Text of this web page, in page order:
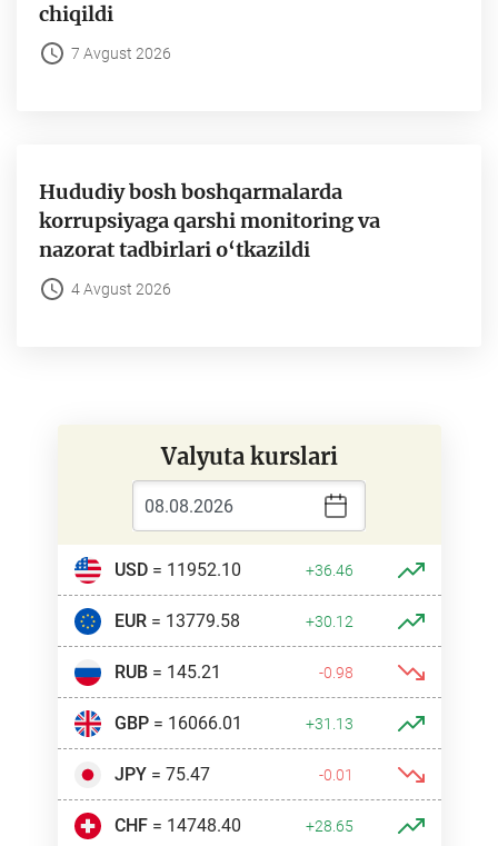
chiqildi
7 Avgust 2026
Hududiy bosh boshqarmalarda
korrupsiyaga qarshi monitoring va
nazorat tadbirlari o‘tkazildi
4 Avgust 2026
Valyuta kurslari
USD= 11952.10 +36.46
EUR= 13779.58 +30.12
RUB= 145.21 -0.98
GBP= 16066.01 +31.13
JPY= 75.47 -0.01
CHF= 14748.40 +28.65